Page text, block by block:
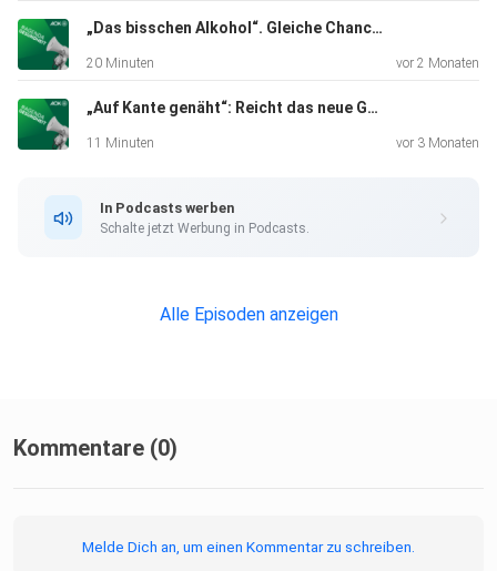
selbst bei möglichen Einsparungen spielen und weshalb die
kommenden
werden.
„Das bisschen Alkohol“. Gleiche Chancen auf Gesundheitswissen für werdende Mütter
20 Minuten vor 2 Monaten
„Auf Kante genäht“: Reicht das neue Gesetz für stabile Kassenbeiträge?
11 Minuten vor 3 Monaten
In Podcasts werben
Schalte jetzt Werbung in Podcasts.
Alle Episoden anzeigen
Kommentare (0)
Melde Dich an, um einen Kommentar zu schreiben.